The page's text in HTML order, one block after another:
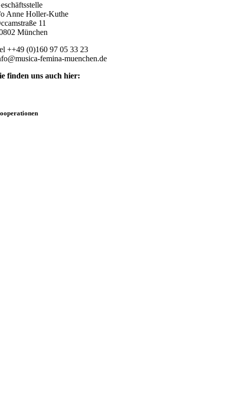
Anne Holler-Kuthe
11
München
++49 (0)160 97 05 33 23
femina-muenchen.de
finden uns auch hier: